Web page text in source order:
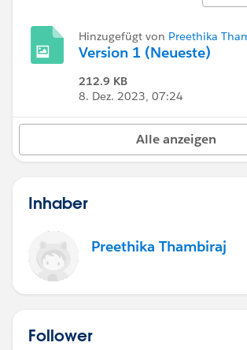
Hinzugefügt von Preethika
Version 1 (Neueste)
212.9 KB
8. Dez. 2023, 07:24
Alle anzeigen
Inhaber
Preethika Thambiraj
Follower